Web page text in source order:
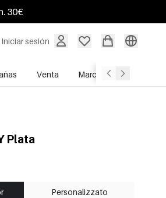
30€
Iniciar sesión
Venta Marcas
Plata
Personalizzato